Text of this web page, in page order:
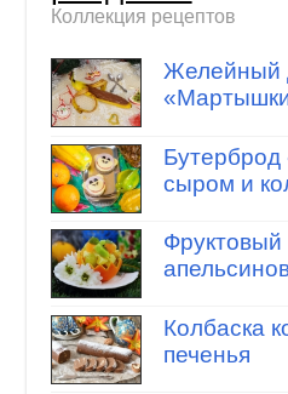
Коллекция рецептов
Желейный
сыром и
Фруктовый
Колбаска
печенья